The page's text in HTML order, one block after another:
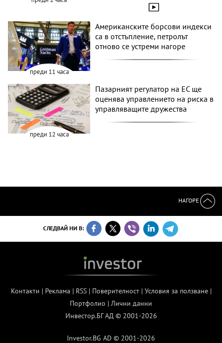
преди 11 часа
Американските борсови индекси
са в отстъпление, петролът
отново се устреми нагоре
преди 12 часа
Пазарният регулатор на ЕС ще
оценява управлението на риска в
управляващите дружества
НАГОРЕ
СЛЕДВАЙ НИ В:
Контакти | Реклама | RSS| Поверителност| Условия за ползване|
Портфолио | Лични данни
Инвестор.БГ АД © 2001-2026
Investor.BG AD © 2001-2026